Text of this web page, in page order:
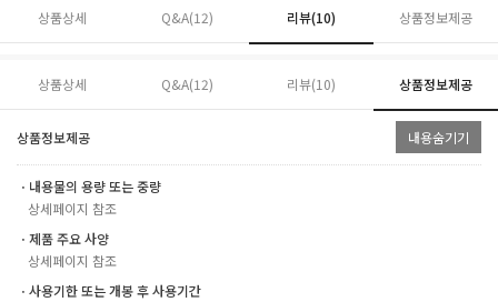
상품상세 Q&A(12) 리뷰(10) 상품정보제공
상품상세 Q&A(12) 리뷰(10) 상품정보제공
상품정보제공 내용숨기기
ㆍ내용물의 용량 또는 중량
상세페이지 참조
ㆍ제품 주요 사양
상세페이지 참조
ㆍ사용기한 또는 개봉 후 사용기간